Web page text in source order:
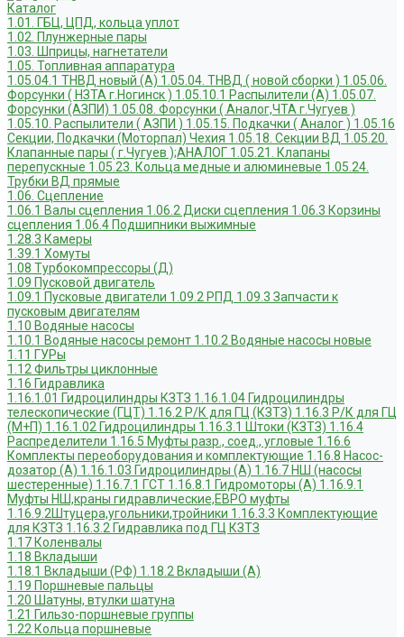
Каталог
1.01. ГБЦ, ЦПД, кольца уплот
1.02. Плунжерные пары
1.03. Шприцы, нагнетатели
1.05. Топливная аппаратура
1.05.04.1 ТНВД новый (А) 1.05.04. ТНВД ( новой сборки ) 1.05.06.
Форсунки ( НЗТА г.Ногинск ) 1.05.10.1 Распылители (А) 1.05.07.
Форсунки (АЗПИ) 1.05.08. Форсунки ( Аналог,ЧТА г.Чугуев )
1.05.10. Распылители ( АЗПИ ) 1.05.15. Подкачки ( Аналог ) 1.05.16
Секции, Подкачки (Моторпал) Чехия 1.05.18. Секции ВД 1.05.20.
Клапанные пары ( г.Чугуев );АНАЛОГ 1.05.21. Клапаны
перепускные 1.05.23. Кольца медные и алюминевые 1.05.24.
Трубки ВД прямые
1.06. Сцепление
1.06.1 Валы сцепления 1.06.2 Диски сцепления 1.06.3 Корзины
сцепления 1.06.4 Подшипники выжимные
1.28.3 Камеры
1.39.1 Хомуты
1.08 Турбокомпрессоры (Д)
1.09 Пусковой двигатель
1.09.1 Пусковые двигатели 1.09.2 РПД 1.09.3 Запчасти к
пусковым двигателям
1.10 Водяные насосы
1.10.1 Водяные насосы ремонт 1.10.2 Водяные насосы новые
1.11 ГУРы
1.12 Фильтры циклонные
1.16 Гидравлика
1.16.1.01 Гидроцилиндры КЗТЗ 1.16.1.04 Гидроцилиндры
телескопические (ГЦТ) 1.16.2 Р/К для ГЦ (КЗТЗ) 1.16.3 Р/К для ГЦ
(М+П) 1.16.1.02 Гидроцилиндры 1.16.3.1 Штоки (КЗТЗ) 1.16.4
Распределители 1.16.5 Муфты разр., соед., угловые 1.16.6
Комплекты переоборудования и комплектующие 1.16.8 Насос-
дозатор (А) 1.16.1.03 Гидроцилиндры (А) 1.16.7 НШ (насосы
шестеренные) 1.16.7.1 ГСТ 1.16.8.1 Гидромоторы (А) 1.16.9.1
Муфты НШ,краны гидравлические,ЕВРО муфты
1.16.9.2Штуцера,угольники,тройники 1.16.3.3 Комплектующие
для КЗТЗ 1.16.3.2 Гидравлика под ГЦ КЗТЗ
1.17 Коленвалы
1.18 Вкладыши
1.18.1 Вкладыши (РФ) 1.18.2 Вкладыши (А)
1.19 Поршневые пальцы
1.20 Шатуны, втулки шатуна
1.21 Гильзо-поршневые группы
1.22 Кольца поршневые